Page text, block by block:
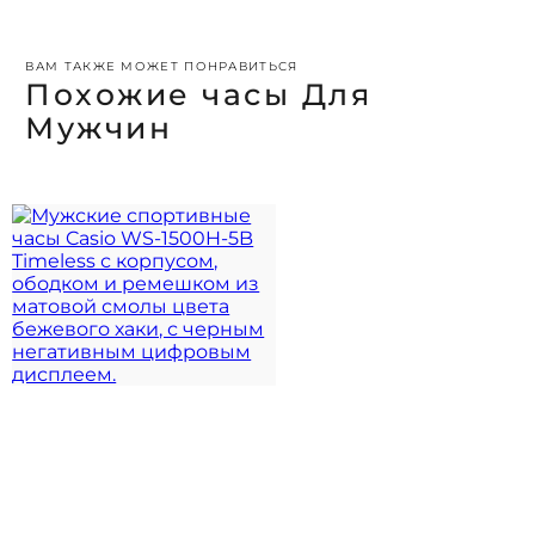
ВАМ ТАКЖЕ МОЖЕТ ПОНРАВИТЬСЯ
Похожие часы Для
Мужчин